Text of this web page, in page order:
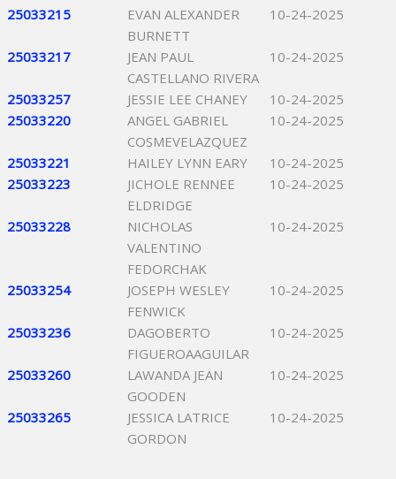
25033215
EVAN ALEXANDER
BURNETT
10-24-2025
25033217
JEAN PAUL
CASTELLANO RIVERA
10-24-2025
25033257 JESSIE LEE CHANEY
10-24-2025
25033220
ANGEL GABRIEL
COSMEVELAZQUEZ
10-24-2025
25033221 HAILEY LYNN EARY
10-24-2025
25033223
JICHOLE RENNEE
ELDRIDGE
10-24-2025
25033228
NICHOLAS
VALENTINO
FEDORCHAK
10-24-2025
25033254
JOSEPH WESLEY
FENWICK
10-24-2025
25033236
DAGOBERTO
FIGUEROAAGUILAR
10-24-2025
25033260
LAWANDA JEAN
GOODEN
10-24-2025
25033265
JESSICA LATRICE
GORDON
10-24-2025